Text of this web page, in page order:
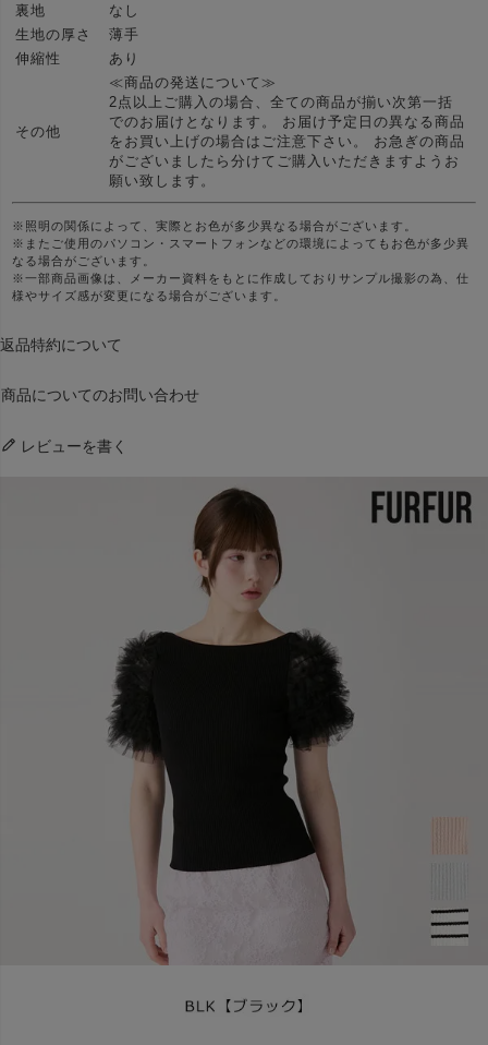
裏地
なし
生地の厚さ
薄手
伸縮性
あり
その他
≪商品の発送について≫
2点以上ご購入の場合、全ての商品が揃い次第一括
でのお届けとなります。 お届け予定日の異なる商品
をお買い上げの場合はご注意下さい。 お急ぎの商品
がございましたら分けてご購入いただきますようお
願い致します。
※照明の関係によって、実際とお色が多少異なる場合がございます。
※またご使用のパソコン・スマートフォンなどの環境によってもお色が多少異
なる場合がございます。
※一部商品画像は、メーカー資料をもとに作成しておりサンプル撮影の為、仕
様やサイズ感が変更になる場合がございます。
返品特約について
商品についてのお問い合わせ
レビューを書く